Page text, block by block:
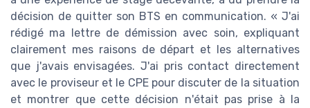
décision de quitter son BTS en communication. « J'ai
rédigé ma lettre de démission avec soin, expliquant
clairement mes raisons de départ et les alternatives
que j'avais envisagées. J'ai pris contact directement
avec le proviseur et le CPE pour discuter de la situation
et montrer que cette décision n'était pas prise à la